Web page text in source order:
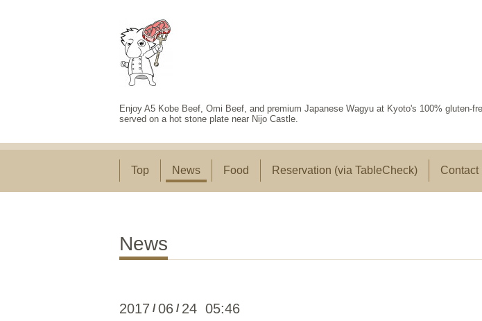
Enjoy A5 Kobe Beef, Omi Beef, and premium Japanese Wagyu at Kyoto's 100% gluten-
served on a hot stone plate near Nijo Castle.
Top News Food Reservation (via TableCheck) Contact
News
2017 /06 / 24 05:46